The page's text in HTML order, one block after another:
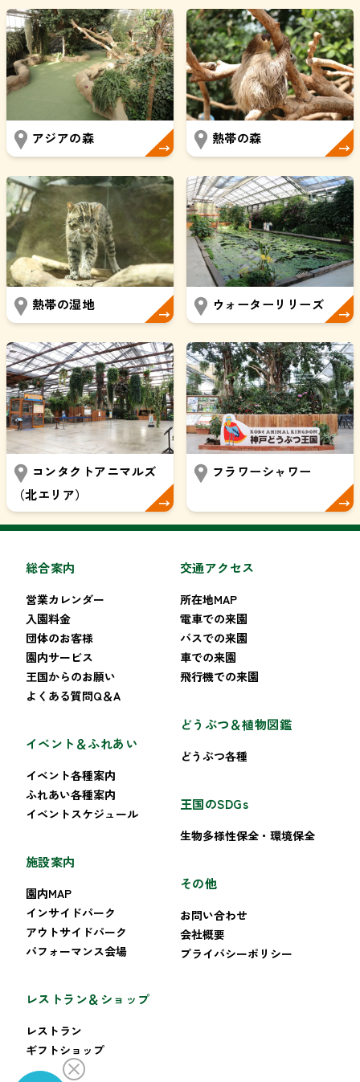
アジアの森 熱帯の森
熱帯の湿地 ウォーターリリーズ
コンタクトアニマルズ
（北エリア）
フラワーシャワー
総合案内
営業カレンダー
入園料金
団体のお客様
園内サービス
王国からのお願い
よくある質問Q＆A
イベント＆ふれあい
イベント各種案内
ふれあい各種案内
イベントスケジュール
施設案内
園内MAP
インサイドパーク
アウトサイドパーク
パフォーマンス会場
レストラン＆ショップ
レストラン
ギフトショップ
交通アクセス
所在地MAP
電車での来園
バスでの来園
車での来園
飛行機での来園
どうぶつ＆植物図鑑
どうぶつ各種
王国のSDGs
生物多様性保全・環境保全
その他
お問い合わせ
会社概要
プライバシーポリシー